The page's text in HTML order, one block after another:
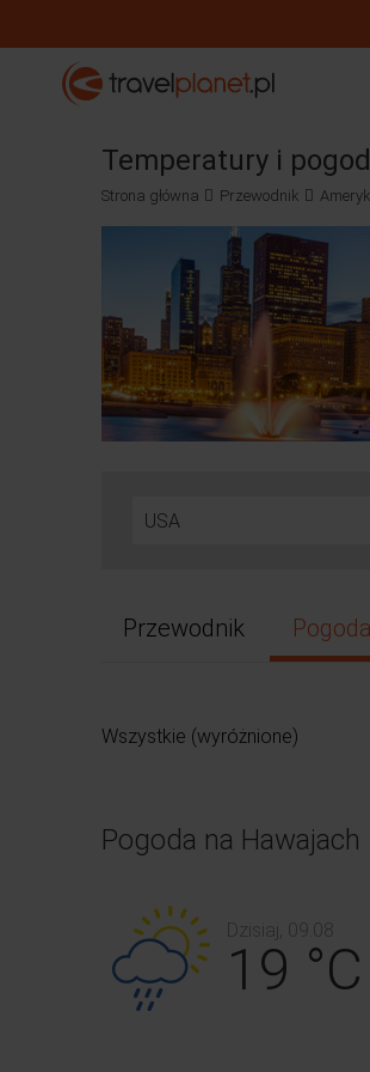
Temperatury i
Strona główna Przewodnik
Przewodnik Pogoda
Wszystkie (wyróżnione)
Pogoda na Hawajach
Dzisiaj, 09.08
19 °C